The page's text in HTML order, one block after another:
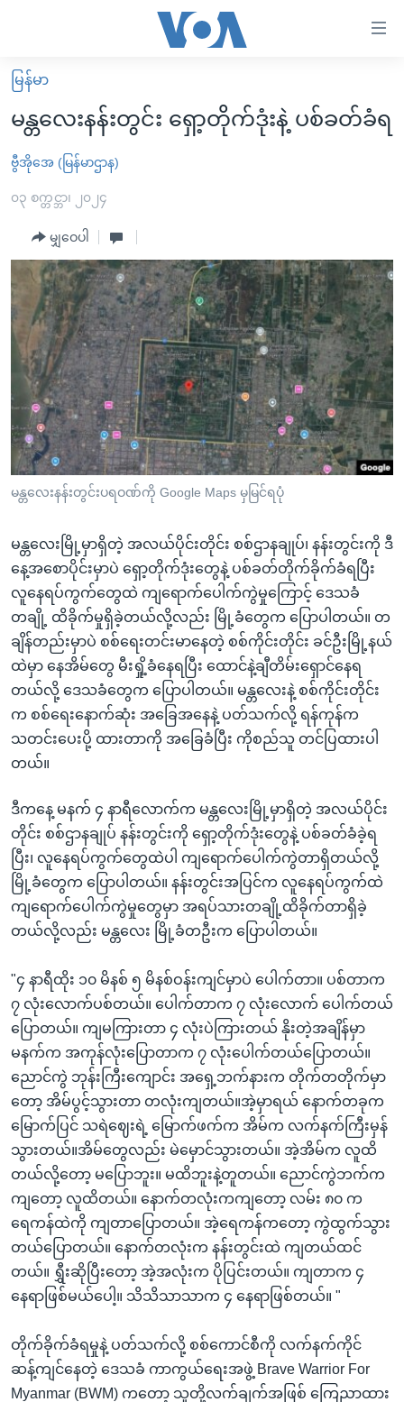
လွယ်ကူ
စေ
Link
များ
အကြောင်းအရာ
သို့
ကျော်
ကြည့်
ပင်မ
အ
ညွန်း
စာမျက်နှာ
ကျော်
ရှာဖွေ
နေရာ
ကျော်
မူလစာမျက်နှာ
မြန်မာ
ကမ္ဘာ့သတင်းများ
နိုင်ငံတကာ
တရုတ်
အစ္စရေး-ပါလက်စတိုင်း
ဗွီဒီယို
ရပ်ဝန်းတခု လမ်းတခု အလွန်
အင်္ဂလိပ်စာလေ့လာမယ်
အမေရိကန်သုံးအီဒီယံ
မကြေးမုံရဲ့ အင်္ဂလိပ်စာ
ရုပ်ရှင်ထဲက အင်္ဂလိပ်စာ
သုတပဒေသာ အင်္ဂလိပ်စာ
အပတ်စဉ်ကဏ္ဍများ
ရေဒီယို
တီဗွီ
ရေဒီယိုနှင့်ရုပ်သံ အချက်အလက်များ
ရေဒီယို/တီဗွီအစီအစဉ်
Learning English
ဗွီအိုအေ လူမှုကွန်ယက်များ
ဘာသာစကားများ
မြန်မာ
မန္တလေးနန်းတွင်း ရှော့တိုက်ဒုံးနဲ့ ပစ်ခတ်ခံရ
ဗွီအိုအေ (မြန်မာဌာန)
၀၃ စက္တင္ဘာ၊ ၂၀၂၄
မျှဝေပါ
မန္တလေးနန်းတွင်းပရဝဏ်ကို Google Maps မှမြင်ရပုံ
မန္တလေးမြို့မှာရှိတဲ့ အလယ်ပိုင်းတိုင်း စစ်ဌာနချုပ်၊ နန်းတွင်းကို ဒီ
နေ့အစောပိုင်းမှာပဲ ရှော့တိုက်ဒုံးတွေနဲ့ ပစ်ခတ်တိုက်ခိုက်ခံရပြီး
လူနေရပ်ကွက်တွေထဲ ကျရောက်ပေါက်ကွဲမှုကြောင့် ဒေသခံ
တချို့ ထိခိုက်မှုရှိခဲ့တယ်လို့လည်း မြို့ခံတွေက ပြောပါတယ်။ တ
ချိန်တည်းမှာပဲ စစ်ရေးတင်းမာနေတဲ့ စစ်ကိုင်းတိုင်း ခင်ဦးမြို့နယ်
ထဲမှာ နေအိမ်တွေ မီးရှို့ခံနေရပြီး ထောင်နဲ့ချီတိမ်းရှောင်နေရ
တယ်လို့ ဒေသခံတွေက ပြောပါတယ်။ မန္တလေးနဲ့ စစ်ကိုင်းတိုင်း
က စစ်ရေးနောက်ဆုံး အခြေအနေနဲ့ ပတ်သက်လို့ ရန်ကုန်က
သတင်းပေးပို့ ထားတာကို အခြေခံပြီး ကိုစည်သူ တင်ပြထားပါ
တယ်။
ဒီကနေ့ မနက် ၄ နာရီလောက်က မန္တလေးမြို့မှာရှိတဲ့ အလယ်ပိုင်း
တိုင်း စစ်ဌာနချုပ် နန်းတွင်းကို ရှော့တိုက်ဒုံးတွေနဲ့ ပစ်ခတ်ခံခဲ့ရ
ပြီး၊ လူနေရပ်ကွက်တွေထဲပါ ကျရောက်ပေါက်ကွဲတာရှိတယ်လို့
မြို့ခံတွေက ပြောပါတယ်။ နန်းတွင်းအပြင်က လူနေရပ်ကွက်ထဲ
ကျရောက်ပေါက်ကွဲမှုတွေမှာ အရပ်သားတချို့ထိခိုက်တာရှိခဲ့
တယ်လို့လည်း မန္တလေး မြို့ခံတဦးက ပြောပါတယ်။
"၄ နာရီထိုး ၁၀ မိနစ် ၅ မိနစ်ဝန်းကျင်မှာပဲ ပေါက်တာ။ ပစ်တာက
၇ လုံးလောက်ပစ်တယ်။ ပေါက်တာက ၇ လုံးလောက် ပေါက်တယ်
ပြောတယ်။ ကျမကြားတာ ၄ လုံးပဲကြားတယ် နိုးတဲ့အချိန်မှာ
မနက်က အကုန်လုံးပြောတာက ၇ လုံးပေါက်တယ်ပြောတယ်။
ညောင်ကွဲ ဘုန်းကြီးကျောင်း အရှေ့ဘက်နားက တိုက်တတိုက်မှာ
တော့ အိမ်ပွင့်သွားတာ တလုံးကျတယ်။အဲ့မှာရယ် နောက်တခုက
မြောက်ပြင် သရဲဈေးရဲ့ မြောက်ဖက်က အိမ်က လက်နက်ကြီးမှန်
သွားတယ်။အိမ်တွေလည်း မဲမှောင်သွားတယ်။ အဲ့အိမ်က လူထိ
တယ်လို့တော့ မပြောဘူး။ မထိဘူးနဲ့တူတယ်။ ညောင်ကွဲဘက်က
ကျတော့ လူထိတယ်။ နောက်တလုံးကကျတော့ လမ်း ၈၀ က
ရေကန်ထဲကို ကျတာပြောတယ်။ အဲ့ရေကန်ကတော့ ကွဲထွက်သွား
တယ်ပြောတယ်။ နောက်တလုံးက နန်းတွင်းထဲ ကျတယ်ထင်
တယ်။ ရွှီးဆိုပြီးတော့ အဲ့အလုံးက ပိုပြင်းတယ်။ ကျတာက ၄
နေရာဖြစ်မယ်ပေါ့။ သိသိသာသာက ၄ နေရာဖြစ်တယ်။ "
တိုက်ခိုက်ခံရမှုနဲ့ ပတ်သက်လို့ စစ်ကောင်စီကို လက်နက်ကိုင်
ဆန့်ကျင်နေတဲ့ ဒေသခံ ကာကွယ်ရေးအဖွဲ့ Brave Warrior For
Myanmar (BWM) ကတော့ သူတို့လက်ချက်အဖြစ် ကြေညာထား